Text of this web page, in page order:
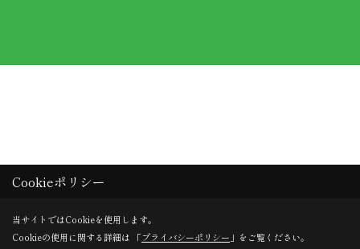
Cookieポリシー
当サイトではCookieを使用します。
Cookieの使用に関する詳細は 「プライバシーポリシー 」をご覧ください。